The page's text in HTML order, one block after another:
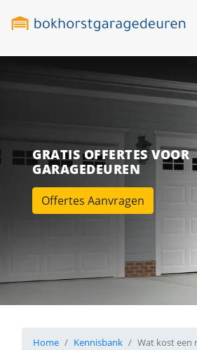
GRATIS OFFERTES VOOR
GARAGEDEUREN
Offertes Aanvragen
Home Kennisbank Wat kost een nieuwe